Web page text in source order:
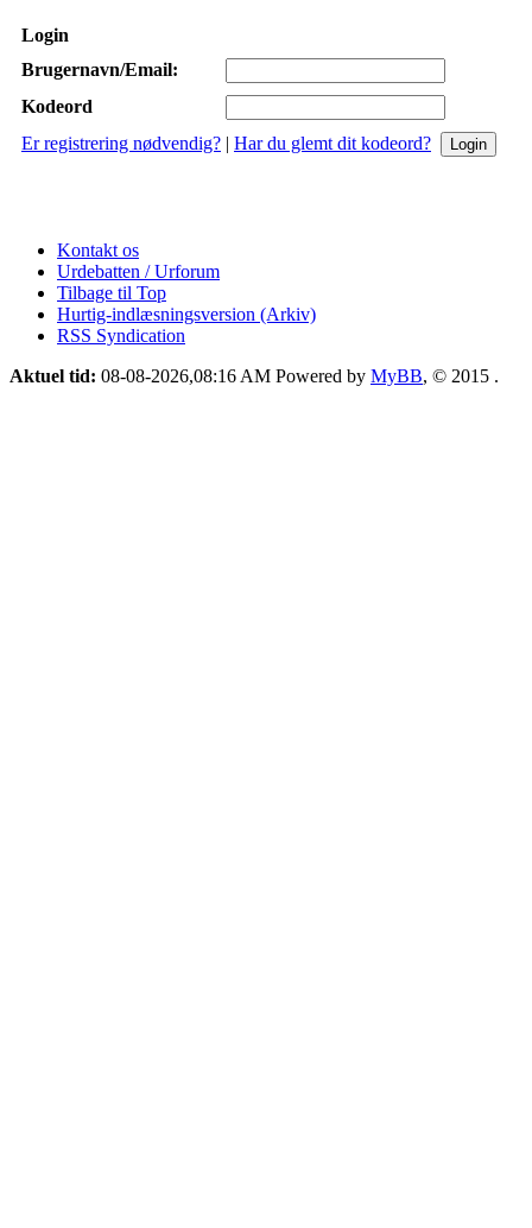
Login
Brugernavn/Email:
Kodeord
Er registrering nødvendig? | Har du glemt dit kodeord?
Kontakt os
Urdebatten / Urforum
Tilbage til Top
Hurtig-indlæsningsversion (Arkiv)
RSS Syndication
Aktuel tid: 08-08-2026,08:16 AM Powered by MyBB, © 2015 .